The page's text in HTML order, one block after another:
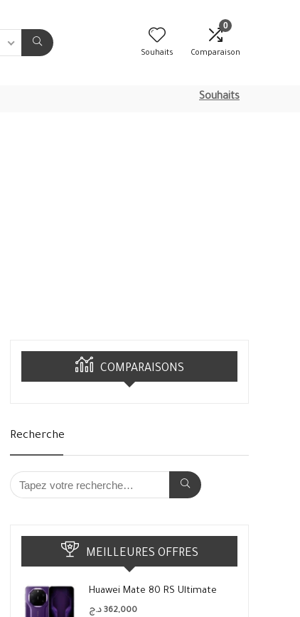
Souhaits
0
Comparaison
Souhaits
COMPARAISONS
Recherche
MEILLEURES OFFRES
Huawei Mate 80 RS Ultimate
362,000 د.ج